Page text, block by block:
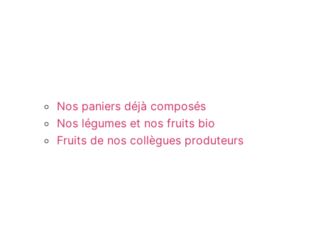
Nos paniers déjà composés
Nos légumes et nos fruits bio
Fruits de nos collègues produteurs